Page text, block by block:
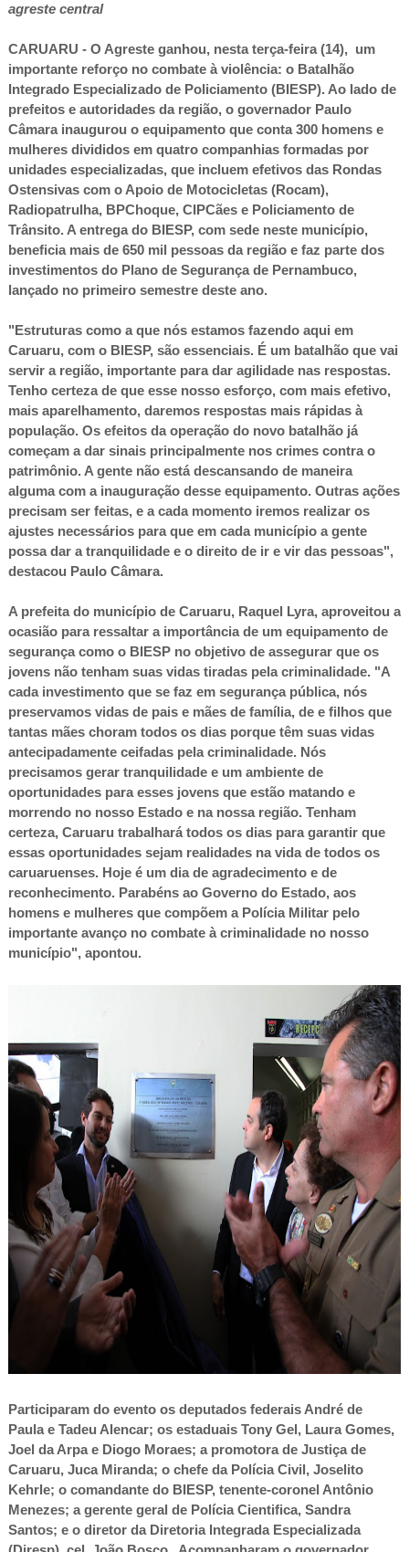
agreste central
CARUARU - O Agreste ganhou, nesta terça-feira (14), um
importante reforço no combate à violência: o Batalhão
Integrado Especializado de Policiamento (BIESP). Ao lado de
prefeitos e autoridades da região, o governador Paulo
Câmara inaugurou o equipamento que conta 300 homens e
mulheres divididos em quatro companhias formadas por
unidades especializadas, que incluem efetivos das Rondas
Ostensivas com o Apoio de Motocicletas (Rocam),
Radiopatrulha, BPChoque, CIPCães e Policiamento de
Trânsito. A entrega do BIESP, com sede neste município,
beneficia mais de 650 mil pessoas da região e faz parte dos
investimentos do Plano de Segurança de Pernambuco,
lançado no primeiro semestre deste ano.
"Estruturas como a que nós estamos fazendo aqui em
Caruaru, com o BIESP, são essenciais. É um batalhão que vai
servir a região, importante para dar agilidade nas respostas.
Tenho certeza de que esse nosso esforço, com mais efetivo,
mais aparelhamento, daremos respostas mais rápidas à
população. Os efeitos da operação do novo batalhão já
começam a dar sinais principalmente nos crimes contra o
patrimônio. A gente não está descansando de maneira
alguma com a inauguração desse equipamento. Outras ações
precisam ser feitas, e a cada momento iremos realizar os
ajustes necessários para que em cada município a gente
possa dar a tranquilidade e o direito de ir e vir das pessoas",
destacou Paulo Câmara.
A prefeita do município de Caruaru, Raquel Lyra, aproveitou a
ocasião para ressaltar a importância de um equipamento de
segurança como o BIESP no objetivo de assegurar que os
jovens não tenham suas vidas tiradas pela criminalidade. "A
cada investimento que se faz em segurança pública, nós
preservamos vidas de pais e mães de família, de e filhos que
tantas mães choram todos os dias porque têm suas vidas
antecipadamente ceifadas pela criminalidade. Nós
precisamos gerar tranquilidade e um ambiente de
oportunidades para esses jovens que estão matando e
morrendo no nosso Estado e na nossa região. Tenham
certeza, Caruaru trabalhará todos os dias para garantir que
essas oportunidades sejam realidades na vida de todos os
caruaruenses. Hoje é um dia de agradecimento e de
reconhecimento. Parabéns ao Governo do Estado, aos
homens e mulheres que compõem a Polícia Militar pelo
importante avanço no combate à criminalidade no nosso
município", apontou.
Participaram do evento os deputados federais André de
Paula e Tadeu Alencar; os estaduais Tony Gel, Laura Gomes,
Joel da Arpa e Diogo Moraes; a promotora de Justiça de
Caruaru, Juca Miranda; o chefe da Polícia Civil, Joselito
Kehrle; o comandante do BIESP, tenente-coronel Antônio
Menezes; a gerente geral de Polícia Cientifica, Sandra
Santos; e o diretor da Diretoria Integrada Especializada